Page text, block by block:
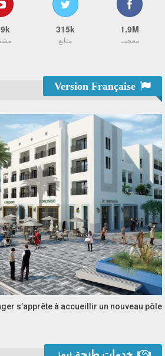
1.9M
معجب
315k
متابع
s’apprête à accueillir un nouveau pôle…